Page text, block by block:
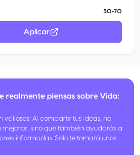
50-70
Aplicar
realmente piensas sobre Vida:
valiosos! Al compartir tus ideas, no
mejorar, sino que también ayudarás a
informadas. Solo te tomará unos